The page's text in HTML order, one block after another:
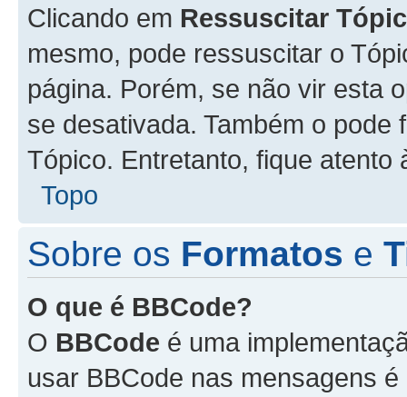
Clicando em Ressuscitar
mesmo, pode ressuscitar o
página. Porém, se não vir esta
se desativada. Também o
Tópico. Entretanto, fique atento
Topo
Sobre os Formatos e
O que é BBCode?
O BBCode é uma
usar BBCode nas mensagens